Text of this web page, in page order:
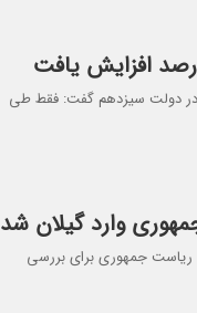
در دولت سیزدهم گفت: فقط طی
وارد گیلان شد
جمهوری برای بررسی